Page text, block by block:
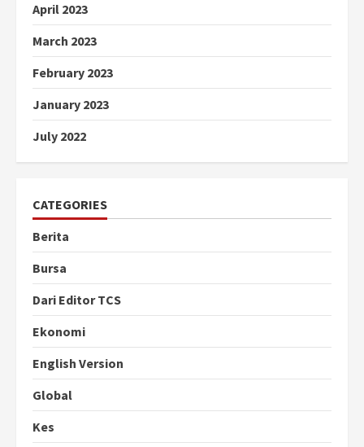
April 2023
March 2023
February 2023
January 2023
July 2022
CATEGORIES
Berita
Bursa
Dari Editor TCS
Ekonomi
English Version
Global
Kes